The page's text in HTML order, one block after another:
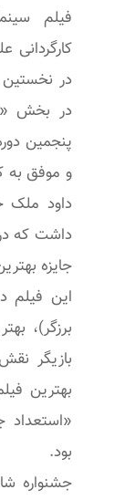
فیلم
کارگردانی
در
در بخش
پنجمین
و موفق به
داود ملک
داشت که
جایزه
این فیلم
برزگر)،
بازیگر
بهترین
«استعداد
بود.
جشنواره